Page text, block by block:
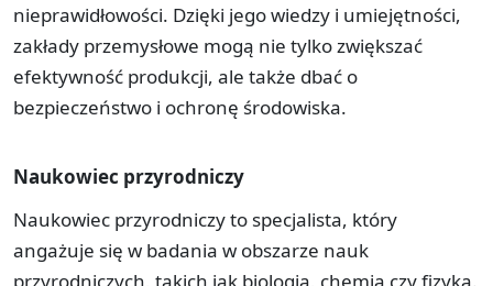
nieprawidłowości. Dzięki jego wiedzy i umiejętności,
zakłady przemysłowe mogą nie tylko zwiększać
efektywność produkcji, ale także dbać o
bezpieczeństwo i ochronę środowiska.
Naukowiec przyrodniczy
Naukowiec przyrodniczy to specjalista, który
angażuje się w badania w obszarze nauk
przyrodniczych, takich jak biologia, chemia czy fizyka.